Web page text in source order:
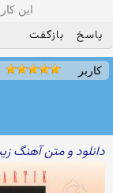
این
پاسخ بازگفت
کاربر
دانلود و متن آهنگ